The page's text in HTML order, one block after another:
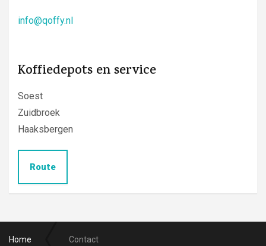
info@qoffy.nl
Koffiedepots en service
Soest
Zuidbroek
Haaksbergen
Route
Home Contact